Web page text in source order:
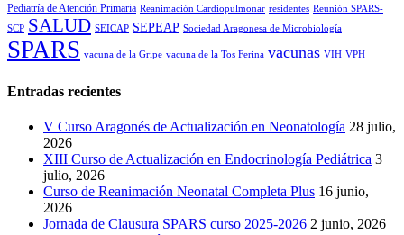
Pediatría de Atención Primaria Reanimación Cardiopulmonar residentes Reunión SPARS-
SCP SALUD SEICAP SEPEAP Sociedad Aragonesa de Microbiología
SPARS vacuna de la Gripe vacuna de la Tos Ferina vacunas VIH VPH
Entradas recientes
V Curso Aragonés de Actualización en Neonatología 28 julio,
2026
XIII Curso de Actualización en Endocrinología Pediátrica 3
julio, 2026
Curso de Reanimación Neonatal Completa Plus 16 junio,
2026
Jornada de Clausura SPARS curso 2025-2026 2 junio, 2026